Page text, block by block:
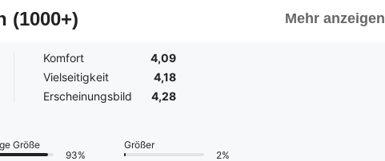
(1000+) Mehr anzeigen
Komfort
4,09
Vielseitigkeit
4,18
Erscheinungsbild
4,28
Größe
93%
Größer
2%